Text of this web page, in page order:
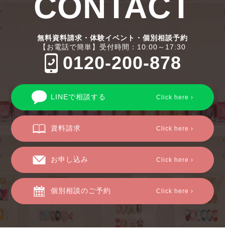
無料資料請求・体験イベント・個別相談予約
【お電話で簡単】受付時間：10:00～17:30
0120-200-878
LINEで相談する Click here ›
資料請求 Click here ›
お申し込み Click here ›
個別相談のご予約 Click here ›